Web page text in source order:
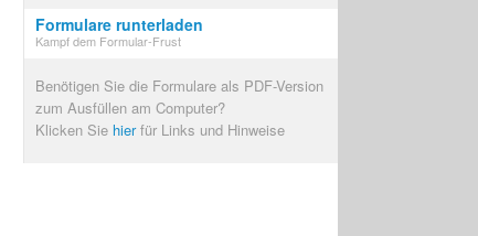
Formulare runterladen
Kampf dem Formular-Frust
Benötigen Sie die Formulare als PDF-Version
zum Ausfüllen am Computer?
Klicken Sie hierfür Links und Hinweise